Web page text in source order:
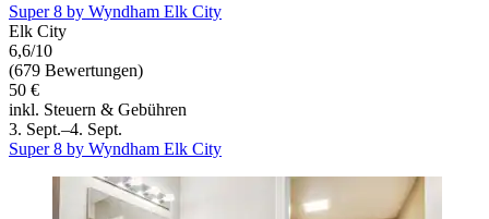
Super 8 by Wyndham Elk City
Elk City
6,6/10
(679 Bewertungen)
50 €
inkl. Steuern & Gebühren
3. Sept.–4. Sept.
Super 8 by Wyndham Elk City